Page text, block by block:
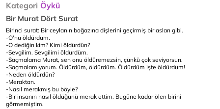
Kategori Öykü
Bir Murat Dört Surat
Birinci surat: Bir ceylanın boğazına dişlerini geçirmiş bir aslan gibi.
-O'nu öldürdüm.
-O dediğin kim? Kimi öldürdün?
-Sevgilim. Sevgilimi öldürdüm.
-Saçmalama Murat, sen onu öldüremezsin, çünkü çok seviyorsun.
-Saçmalamıyorum. Öldürdüm, öldürdüm. Öldürdüm işte öldürdüm!
-Neden öldürdün?
-Meraktan.
-Nasıl merakmış bu böyle?
-Bir insanın nasıl öldüğünü merak ettim. Bugüne kadar ölen birini
görmemiştim.